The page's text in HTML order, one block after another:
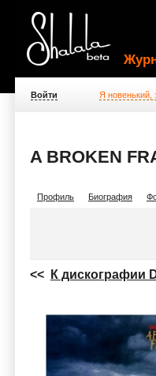
Войти Я новенький,
A BROKEN
Профиль Биография
<< К дискографии